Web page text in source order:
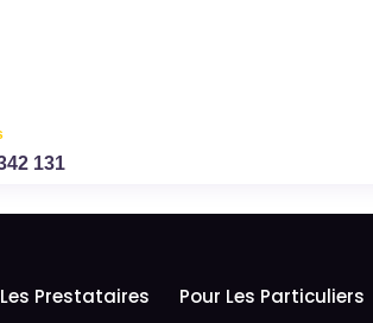
131
Prestataires
Pour Les Particuliers